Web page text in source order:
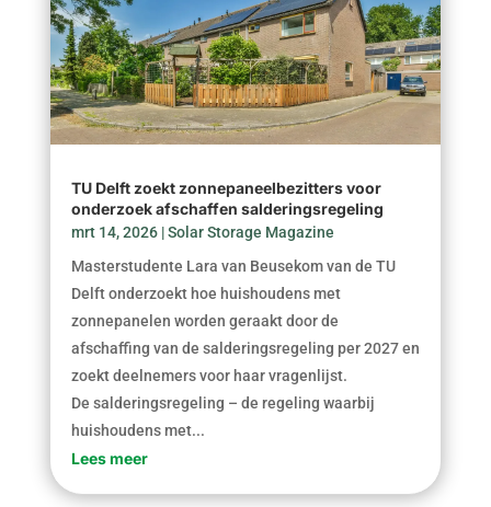
TU Delft zoekt zonnepaneelbezitters voor
onderzoek afschaffen salderingsregeling
mrt 14, 2026|Solar Storage Magazine
Masterstudente Lara van Beusekom van de TU
Delft onderzoekt hoe huishoudens met
zonnepanelen worden geraakt door de
afschaffing van de salderingsregeling per 2027 en
zoekt deelnemers voor haar vragenlijst.
De salderingsregeling – de regeling waarbij
huishoudens met...
Lees meer